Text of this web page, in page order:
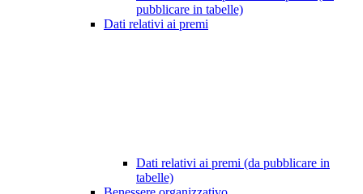
pubblicare in tabelle)
Dati relativi ai premi
Dati relativi ai premi (da pubblicare in
tabelle)